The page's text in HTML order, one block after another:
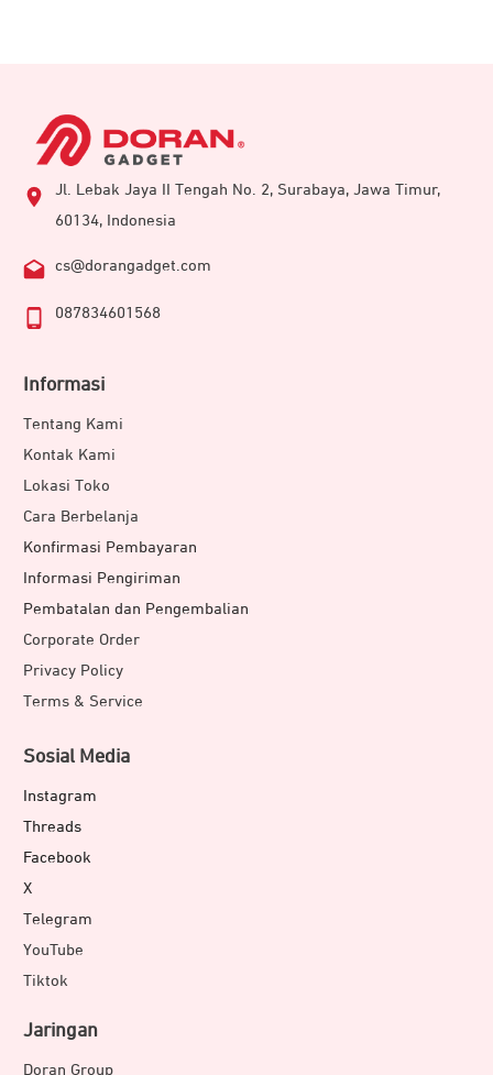
Jl. Lebak Jaya II Tengah No. 2, Surabaya, Jawa Timur,
60134, Indonesia
cs@dorangadget.com
087834601568
Informasi
Tentang Kami
Kontak Kami
Lokasi Toko
Cara Berbelanja
Konfirmasi Pembayaran
Informasi Pengiriman
Pembatalan dan Pengembalian
Corporate Order
Privacy Policy
Terms & Service
Sosial Media
Instagram
Threads
Facebook
X
Telegram
YouTube
Tiktok
Jaringan
Doran Group